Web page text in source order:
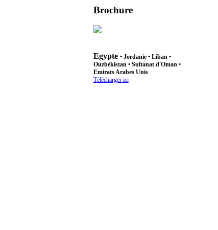
Brochure
Egypte • Jordanie • Liban •
Ouzbékistan • Sultanat d'Oman •
Emirats Arabes Unis
Télécharger ici